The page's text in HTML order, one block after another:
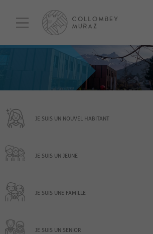
JE SUIS UN NOUVEL HABITANT
JE SUIS UN JEUNE
JE SUIS UNE FAMILLE
JE SUIS UN SENIOR